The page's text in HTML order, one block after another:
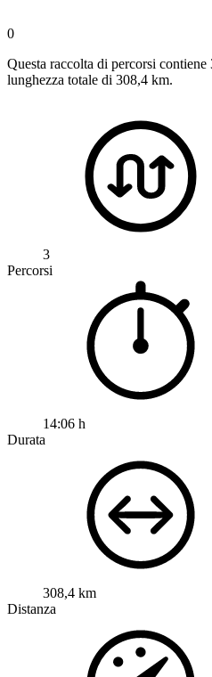
0
Questa raccolta di percorsi
lunghezza totale di 308,4 km.
3
Percorsi
14:06 h
Durata
308,4 km
Distanza